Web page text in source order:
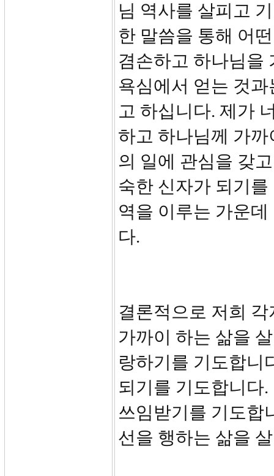
님 역사를 살피고
한 말씀을 통해 어
겸손하고 하나님을
욕심에서 얻는 것
고 하십니다. 제가
하고 하나님께 가
의 일에 관심을 갖
숙한 신자가 되기
역을 이루는 가운
다.
결론적으로 저희
가까이 하는 삶을
랑하기를 기도합니
되기를 기도합니다
쓰임받기를 기도합
선을 행하는 삶을